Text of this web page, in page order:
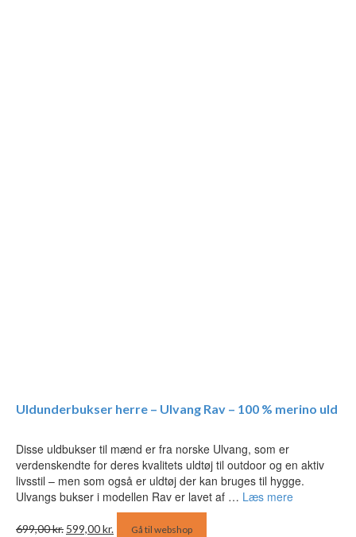
Uldunderbukser herre – Ulvang Rav – 100 % merino uld
Disse uldbukser til mænd er fra norske Ulvang, som er
verdenskendte for deres kvalitets uldtøj til outdoor og en aktiv
livsstil – men som også er uldtøj der kan bruges til hygge.
Ulvangs bukser i modellen Rav er lavet af … Læs mere
699,00kr. 599,00kr. Gå til webshop